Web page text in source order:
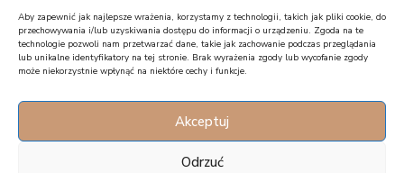
Aby zapewnić jak najlepsze wrażenia, korzystamy z technologii, takich jak pliki cookie, do
przechowywania i/lub uzyskiwania dostępu do informacji o urządzeniu. Zgoda na te
technologie pozwoli nam przetwarzać dane, takie jak zachowanie podczas przeglądania
lub unikalne identyfikatory na tej stronie. Brak wyrażenia zgody lub wycofanie zgody
może niekorzystnie wpłynąć na niektóre cechy i funkcje.
Akceptuj
Odrzuć
kontakt@forsomeone.pl